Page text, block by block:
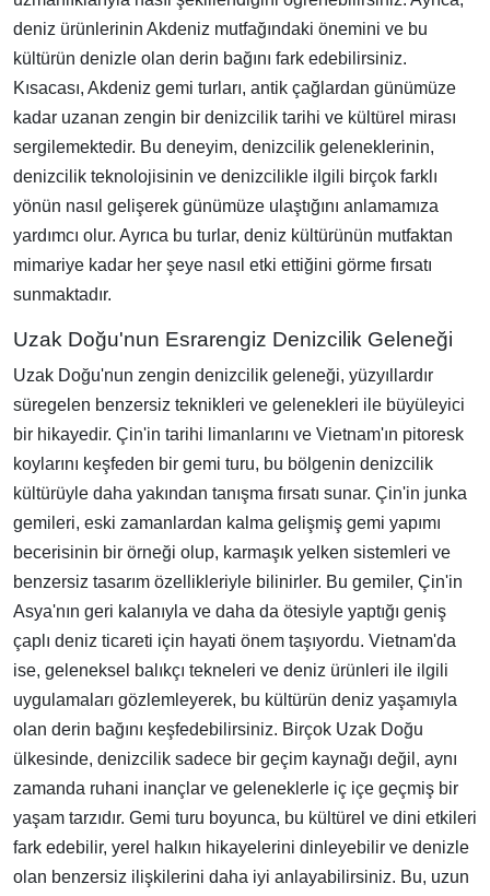
deniz ürünlerinin Akdeniz mutfağındaki önemini ve bu
kültürün denizle olan derin bağını fark edebilirsiniz.
Kısacası, Akdeniz gemi turları, antik çağlardan günümüze
kadar uzanan zengin bir denizcilik tarihi ve kültürel mirası
sergilemektedir. Bu deneyim, denizcilik geleneklerinin,
denizcilik teknolojisinin ve denizcilikle ilgili birçok farklı
yönün nasıl gelişerek günümüze ulaştığını anlamamıza
yardımcı olur. Ayrıca bu turlar, deniz kültürünün mutfaktan
mimariye kadar her şeye nasıl etki ettiğini görme fırsatı
sunmaktadır.
Uzak Doğu'nun Esrarengiz Denizcilik Geleneği
Uzak Doğu'nun zengin denizcilik geleneği, yüzyıllardır
süregelen benzersiz teknikleri ve gelenekleri ile büyüleyici
bir hikayedir. Çin'in tarihi limanlarını ve Vietnam'ın pitoresk
koylarını keşfeden bir gemi turu, bu bölgenin denizcilik
kültürüyle daha yakından tanışma fırsatı sunar. Çin'in junka
gemileri, eski zamanlardan kalma gelişmiş gemi yapımı
becerisinin bir örneği olup, karmaşık yelken sistemleri ve
benzersiz tasarım özellikleriyle bilinirler. Bu gemiler, Çin'in
Asya'nın geri kalanıyla ve daha da ötesiyle yaptığı geniş
çaplı deniz ticareti için hayati önem taşıyordu. Vietnam'da
ise, geleneksel balıkçı tekneleri ve deniz ürünleri ile ilgili
uygulamaları gözlemleyerek, bu kültürün deniz yaşamıyla
olan derin bağını keşfedebilirsiniz. Birçok Uzak Doğu
ülkesinde, denizcilik sadece bir geçim kaynağı değil, aynı
zamanda ruhani inançlar ve geleneklerle iç içe geçmiş bir
yaşam tarzıdır. Gemi turu boyunca, bu kültürel ve dini etkileri
fark edebilir, yerel halkın hikayelerini dinleyebilir ve denizle
olan benzersiz ilişkilerini daha iyi anlayabilirsiniz. Bu, uzun